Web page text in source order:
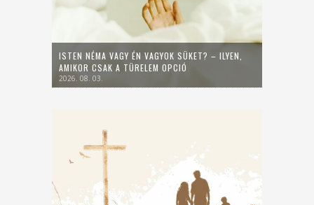
ISTEN NÉMA VAGY ÉN VAGYOK SÜKET? – ILYEN,
AMIKOR CSAK A TÜRELEM OPCIÓ
2026. 08. 03.